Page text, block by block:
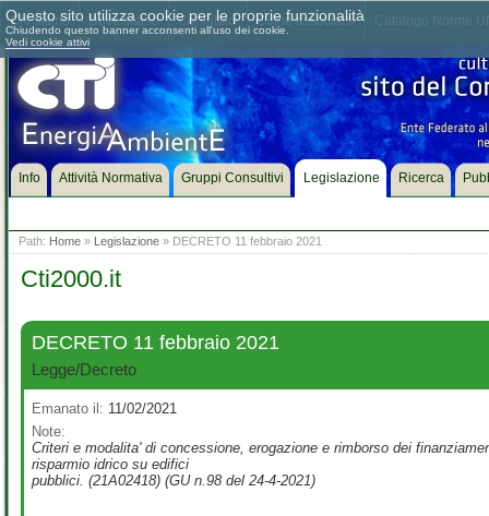
Chi siamo Dove siamo Contattaci Come associarsi
Info Attività Normativa Gruppi Consultivi Legislazione Ricerca
Path: Home » Legislazione » DECRETO 11 febbraio 2021
Cti2000.it
DECRETO 11 febbraio 2021
Legge/Decreto
Emanato il: 11/02/2021
Note:
Criteri e modalita' di concessione, erogazione e rimborso dei
risparmio idrico su edifici
pubblici. (21A02418) (GU n.98 del 24-4-2021)
Questo sito utilizza cookie per le proprie funzionalità
Chiudendo questo banner acconsenti all'uso dei cookie.
Vedi cookie attivi